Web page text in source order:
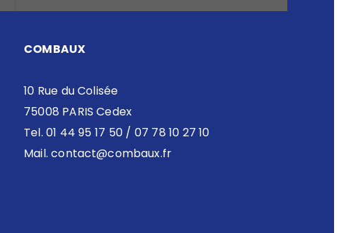
COMBAUX
10 Rue du Colisée
75008 PARIS Cedex
Tel. 01 44 95 17 50 / 07 78 10 27 10
Mail.contact@combaux.fr